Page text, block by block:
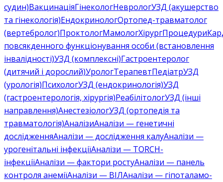
судин)ВакцинаціяГінекологНеврологУЗД (акушерство
та гінекологія)ЕндокринологОртопед-травматолог
(вертебролог)ПроктологМамологХірургПроцедури
повсякденного функціонування особи (встановлення
інвалідності)УЗД (комплексні)Гастроентеролог
(дитячий і дорослий)УрологТерапевтПедіатрУЗД
(урологія)ПсихологУЗД (ендокринологія)УЗД
(гастроентерологія, хірургія)РеабілітологУЗД (інші
направлення)АнестезіологУЗД (ортопедія та
травматологія)АналізиАналізи — генетичні
дослідженняАналізи — дослідження калуАналізи —
урогенітальні інфекціїАналізи — TORCH-
інфекціїАналізи — фактори ростуАналізи — панель
контроля анеміїАналізи — ВІЛАналізи — гіпоталамо-